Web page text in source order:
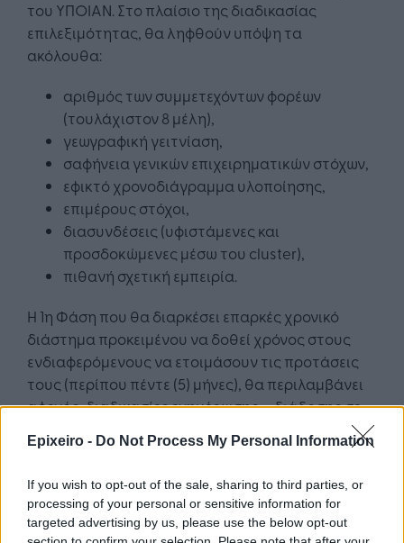
Epixeiro - Do Not Process My Personal Information
If you wish to opt-out of the sale, sharing to third parties, or
processing of your personal or sensitive information for
targeted advertising by us, please use the below opt-out
του ΥΠΟΙΑΝ. Στο πλαίσιο της διαδικασίας
επιλεξιμότητας, θα ληφθούν υπόψη τα
ακόλουθα:
αριθμός των συμμετεχόντων φορέων
(τουλάχιστον 8 μέλη),
γεωγραφική γειτνίαση,
σαφήνεια γενικών επιχειρηματικών στόχων,
εφικτό χρονοδιάγραμμα υλοποίησης,
επιμέρους στόχοι,
διασυνδέσεις (υφιστάμενες και
προσδοκώμενες μέσω του cluster),
πιθανή σχετική εμπειρία.
Η 1η Φάση που θα διαρκέσει επαρκές χρονικό
διάστημα προκειμένου να δοθεί χρόνος στους
ενδιαφερόμενους να ετοιμάσουν τις προτάσεις
τους (περίπου πέντε (5) μήνες), θα περιλαμβάνει
αφενός, διαδικασίες ενημέρωσης – διάδοσης σε
Βιομηχανίας με τους Συντονιστές και τις
προτεινόμενα Clusters και αφετέρου, την έναρξη
συνεργασιών μεταξύ των επιχειρήσεων των